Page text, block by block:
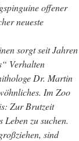
offener
neueste
sorgt seit Jahren
Verhalten
Dr. Martin
Im Zoo
Zur Brutzeit
zu suchen.
sind